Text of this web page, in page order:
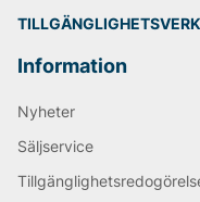
Information
Nyheter
Säljservice